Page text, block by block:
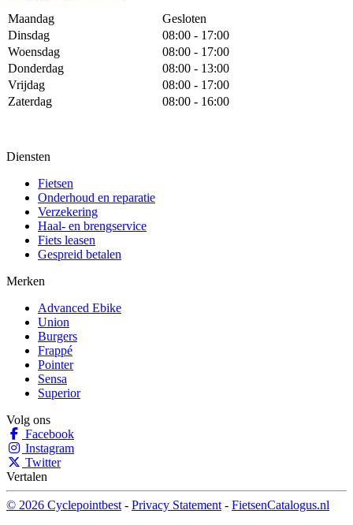
Maandag
Gesloten
Dinsdag
08:00 - 17:00
Woensdag
08:00 - 17:00
Donderdag
08:00 - 13:00
Vrijdag
08:00 - 17:00
Zaterdag
08:00 - 16:00
Diensten
Fietsen
Onderhoud en reparatie
Verzekering
Haal- en brengservice
Fiets leasen
Gespreid betalen
Merken
Advanced Ebike
Union
Burgers
Frappé
Pointer
Sensa
Superior
Volg ons
Facebook
Instagram
Twitter
Vertalen
© 2026 Cyclepointbest - Privacy Statement - FietsenCatalogus.nl